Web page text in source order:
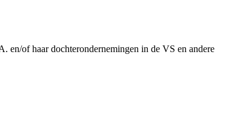
en/of haar dochterondernemingen in de VS en andere